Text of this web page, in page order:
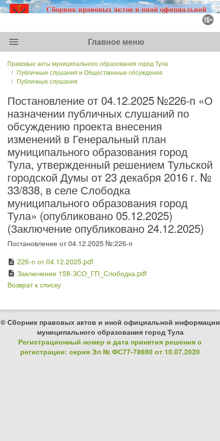
menu Главное меню
Правовые акты муниципального образования город Тула
Публичные слушания и Общественные обсуждения
Публичные слушания
Постановление от 04.12.2025 №226-п «О
назначении публичных слушаний по
обсуждению проекта внесения
изменений в Генеральный план
муниципального образования город
Тула, утвержденный решением Тульской
городской Думы от 23 декабря 2016 г. №
33/838, в селе Слободка
муниципального образования город
Тула» (опубликовано 05.12.2025)
(Заключение опубликовано 24.12.2025)
Постановление от 04.12.2025 №:226-п
description 226-п от 04.12.2025.pdf
description Заключение 158-ЗСО_ГП_Слободка.pdf
Возврат к списку
© Сборник правовых актов и иной официальной информации
муниципального образования город Тула
Регистрационный номер и дата принятия решения о
регистрации: серия Эл № ФС77-78690 от 10.07.2020